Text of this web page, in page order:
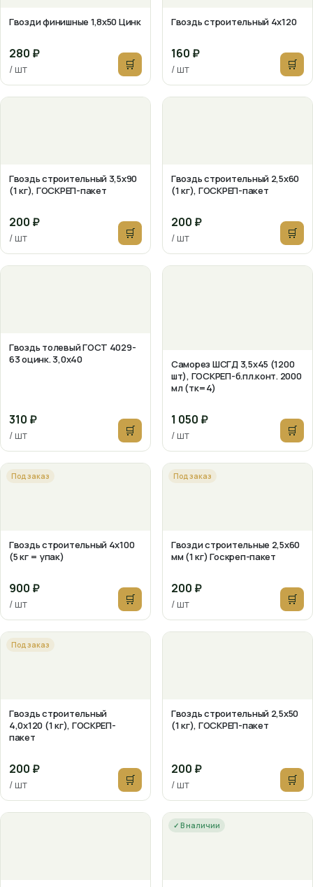
Гвозди финишные 1,8х50 Цинк
280 ₽
/ шт 🛒
Гвоздь строительный 4х120
160 ₽
/ шт 🛒
Гвоздь строительный 3,5х90
(1 кг), ГОСКРЕП-пакет
200 ₽
/ шт 🛒
Гвоздь строительный 2,5х60
(1 кг), ГОСКРЕП-пакет
200 ₽
/ шт 🛒
Гвоздь толевый ГОСТ 4029-
63 оцинк. 3,0х40
310 ₽
/ шт 🛒
Саморез ШСГД 3,5х45 (1200
шт), ГОСКРЕП-б.пл.конт. 2000
мл (тк=4)
1 050 ₽
/ шт 🛒
Под заказ
Гвоздь строительный 4х100
(5 кг = упак)
900 ₽
/ шт 🛒
Под заказ
Гвозди строительные 2,5х60
мм (1 кг) Госкреп-пакет
200 ₽
/ шт 🛒
Под заказ
Гвоздь строительный
4,0х120 (1 кг), ГОСКРЕП-
пакет
200 ₽
/ шт 🛒
Гвоздь строительный 2,5х50
(1 кг), ГОСКРЕП-пакет
200 ₽
/ шт 🛒
✓ В наличии